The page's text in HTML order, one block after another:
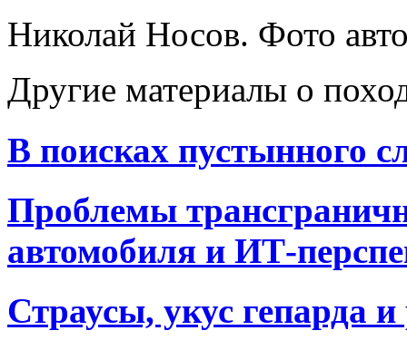
Николай Носов. Фото
Другие материалы о
В поисках пустынного
Проблемы
автомобиля и ИТ-
Страусы, укус гепарда